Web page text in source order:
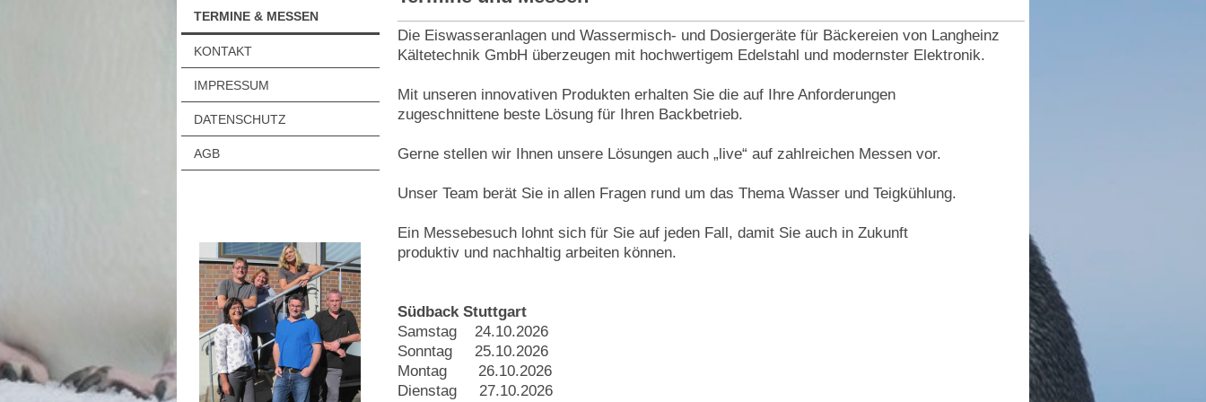
TERMINE & MESSEN
KONTAKT
IMPRESSUM
DATENSCHUTZ
AGB
Die Eiswasseranlagen und Wassermisch- und Dosiergeräte für Bäckereien von Langheinz
Kältetechnik GmbH überzeugen mit hochwertigem Edelstahl und modernster Elektronik.
Mit unseren innovativen Produkten erhalten Sie die auf Ihre Anforderungen
zugeschnittene beste Lösung für Ihren Backbetrieb.
Gerne stellen wir Ihnen unsere Lösungen auch „live“ auf zahlreichen Messen vor.
Unser Team berät Sie in allen Fragen rund um das Thema Wasser und Teigkühlung.
Ein Messebesuch lohnt sich für Sie auf jeden Fall, damit Sie auch in Zukunft
produktiv und nachhaltig arbeiten können.
Südback Stuttgart
Samstag 24.10.2026
Sonntag 25.10.2026
Montag 26.10.2026
Dienstag 27.10.2026